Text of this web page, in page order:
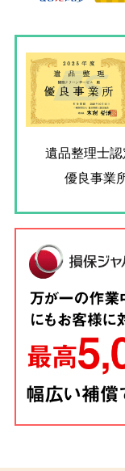
遺品整理士
優良事業